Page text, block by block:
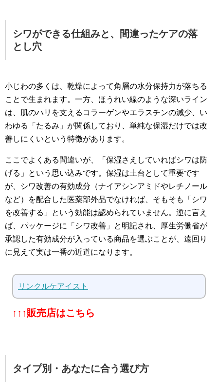
シワができる仕組みと、間違ったケアの落
とし穴
小じわの多くは、乾燥によって角層の水分保持力が落ちる
ことで生まれます。一方、ほうれい線のような深いライン
は、肌のハリを支えるコラーゲンやエラスチンの減少、い
わゆる「たるみ」が関係しており、単純な保湿だけでは改
善しにくいという特徴があります。
ここでよくある間違いが、「保湿さえしていればシワは防
げる」という思い込みです。保湿は土台として重要です
が、シワ改善の有効成分（ナイアシンアミドやレチノール
など）を配合した医薬部外品でなければ、そもそも「シワ
を改善する」という効能は認められていません。逆に言え
ば、パッケージに「シワ改善」と明記され、厚生労働省が
承認した有効成分が入っている商品を選ぶことが、遠回り
に見えて実は一番の近道になります。
リンクルケアイスト
↑↑↑販売店はこちら
タイプ別・あなたに合う選び方